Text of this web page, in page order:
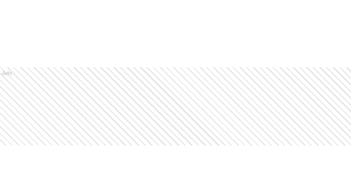
Ads